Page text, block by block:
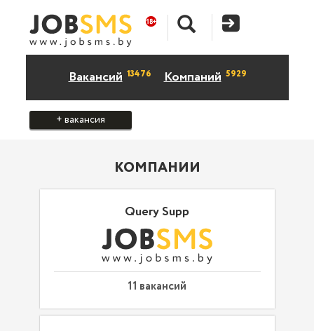
Вакансий 13476 Компаний 5929
+ вакансия
КОМПАНИИ
Query Supp
11 вакансий